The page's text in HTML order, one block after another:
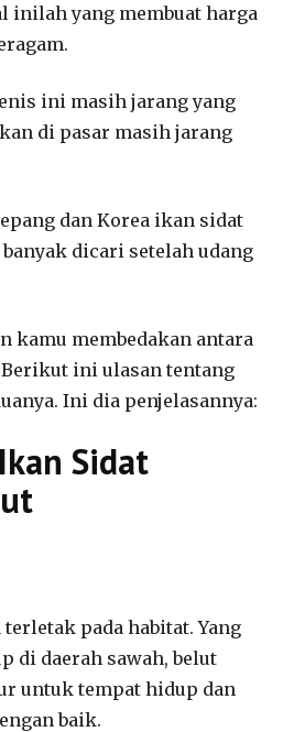
inilah yang membuat harga
ini masih jarang yang
di pasar masih jarang
dan Korea ikan sidat
dicari setelah udang
kamu membedakan antara
ini ulasan tentang
Ini dia penjelasannya:
Sidat
pada habitat. Yang
di daerah sawah, belut
untuk tempat hidup dan
baik.